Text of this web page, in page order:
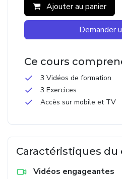
Ajouter au panier
Demander
Ce cours
3 Vidéos de formation
3 Exercices
Accès sur mobile et TV
Caractéristiques du
Vidéos engageantes